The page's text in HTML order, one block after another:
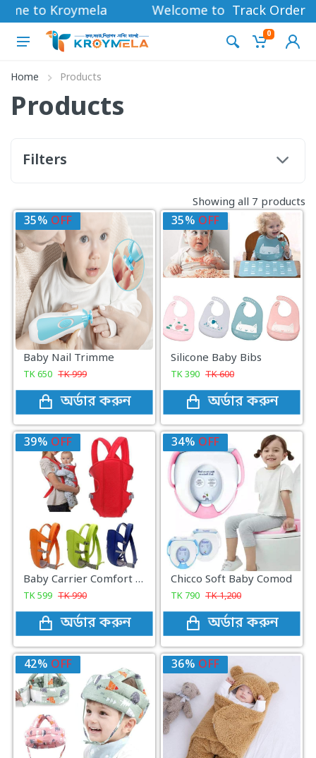
to Kroymela Welcome to Kroymela
Track Order
0
Home Products
Products
Filters
Showing all 7 products
35% OFF
Baby Nail Trimme
TK650 TK999
অর্ডার করুন
35% OFF
Silicone Baby Bibs
TK390 TK600
অর্ডার করুন
39% OFF
Baby Carrier Comfort Wrap Bag নিরাপদ বেবী ক্যারিয়ার
TK599 TK990
অর্ডার করুন
34% OFF
Chicco Soft Baby Comod
TK 790 TK1,200
অর্ডার করুন
42% OFF 36% OFF